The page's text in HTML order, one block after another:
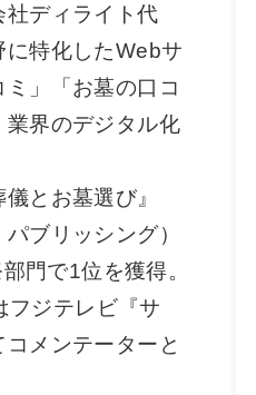
社ディライト代
特化したWebサ
」「お墓の口コ
業界のデジタル化
とお墓選び』
ブリッシング）
門で1位を獲得。
ジテレビ『サ
メンテーターと